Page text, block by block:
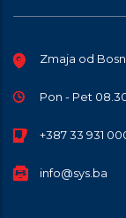
Zmaja od
Pon - Pet
+387 33 931
info@sys.ba